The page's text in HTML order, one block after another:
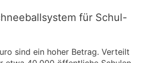
für Schul-
sind ein hoher Betrag. Verteilt